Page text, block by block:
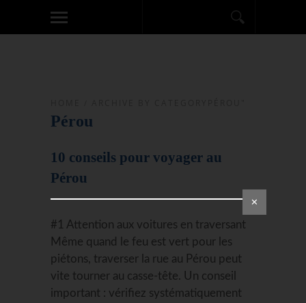
Pérou
10 conseils pour voyager au
Pérou
#1 Attention aux voitures en traversant
Même quand le feu est vert pour les
piétons, traverser la rue au Pérou peut
vite tourner au casse-tête. Un conseil
important : vérifiez systématiquement
✕